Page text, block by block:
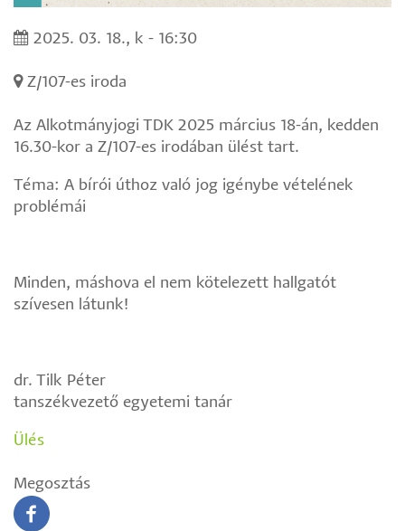
2025. 03. 18., k - 16:30
Z/107-es iroda
Az Alkotmányjogi TDK 2025 március 18-án, kedden
16.30-kor a Z/107-es irodában ülést tart.
Téma: A bírói úthoz való jog igénybe vételének
problémái
Minden, máshova el nem kötelezett hallgatót
szívesen látunk!
dr. Tilk Péter
tanszékvezető egyetemi tanár
Ülés
Megosztás